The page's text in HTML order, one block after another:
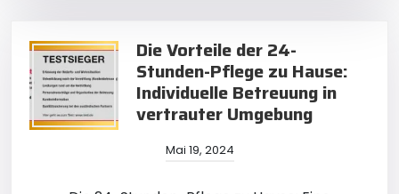
Die Vorteile der 24-
Stunden-Pflege zu Hause:
Individuelle Betreuung in
vertrauter Umgebung
Mai 19, 2024